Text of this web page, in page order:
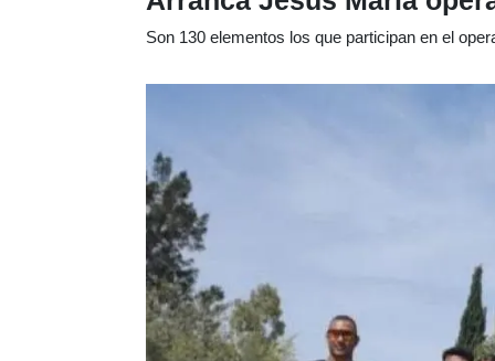
Son 130 elementos los que participan en el